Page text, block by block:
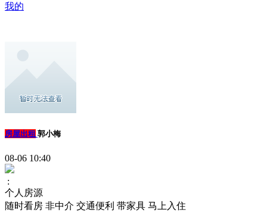
我的
房屋出租 郭小梅
08-06 10:40
:
个人房源
随时看房 非中介 交通便利 带家具 马上入住